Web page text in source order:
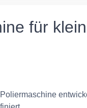
für